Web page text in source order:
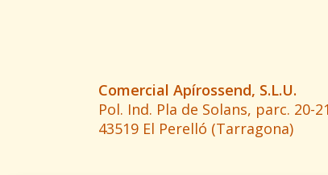
Comercial Apírossend, S.L.U.
Pol. Ind. Pla de Solans, parc. 20-21
43519 El Perelló (Tarragona)